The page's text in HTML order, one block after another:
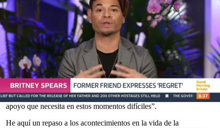
seconds
Read in English
Britney Spearsfue detenida el jueves en Californiapor conducir
presuntamentebajo los efectos del alcohol.
Un representante de Spears dijo a
The Independent:“Fue un
incidente desafortunado y totalmente imperdonable. Britney va a
tomar las medidas correctas y cumplir con la ley y, con suerte, este
puede ser el primer paso en el cambio largamente esperado que
debe ocurrir en su vida. Esperemos que pueda recibir la ayuda y el
apoyo que necesita en estos momentos difíciles”.
He aquí un repaso a los acontecimientos en la vida de la